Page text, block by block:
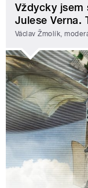
Vždycky
Julese Verna.
Václav Žmolík,